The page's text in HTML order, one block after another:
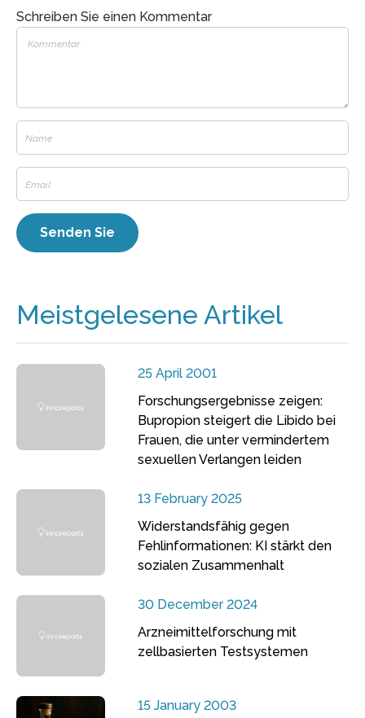
Schreiben Sie einen Kommentar
Meistgelesene Artikel
25 April 2001
Forschungsergebnisse zeigen:
Bupropion steigert die Libido bei
Frauen, die unter vermindertem
sexuellen Verlangen leiden
13 February 2025
Widerstandsfähig gegen
Fehlinformationen: KI stärkt den
sozialen Zusammenhalt
30 December 2024
Arzneimittelforschung mit
zellbasierten Testsystemen
15 January 2003